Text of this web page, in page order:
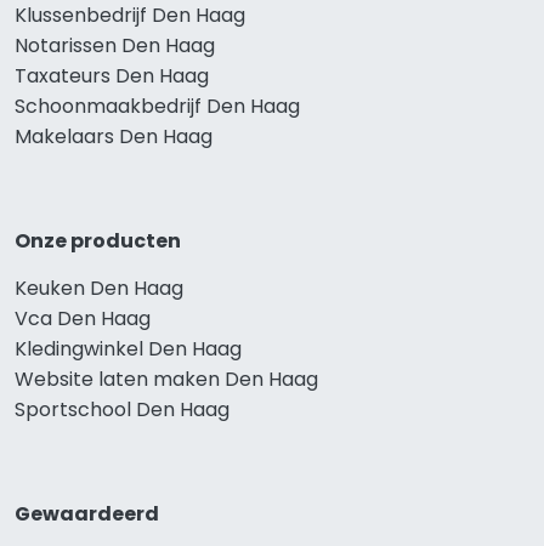
Klussenbedrijf Den Haag
Notarissen Den Haag
Taxateurs Den Haag
Schoonmaakbedrijf Den Haag
Makelaars Den Haag
Onze producten
Keuken Den Haag
Vca Den Haag
Kledingwinkel Den Haag
Website laten maken Den Haag
Sportschool Den Haag
Gewaardeerd